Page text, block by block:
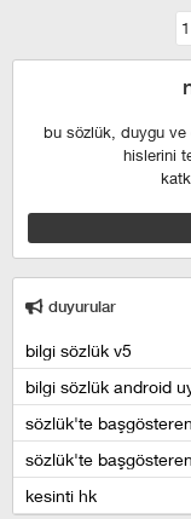
bu sözlük, duygu ve
hislerini
duyurular
bilgi sözlük v5
bilgi sözlük android
sözlük'te
sözlük'te
kesinti hk